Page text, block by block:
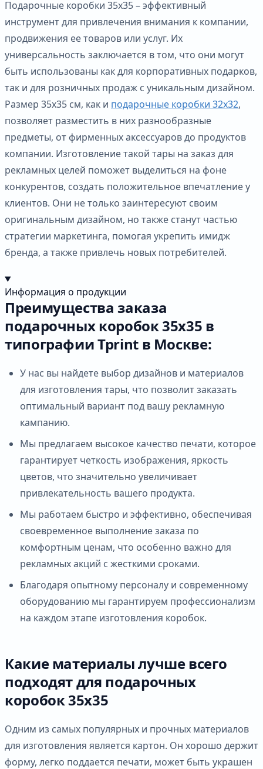
Подарочные коробки 35х35 – эффективный
инструмент для привлечения внимания к компании,
продвижения ее товаров или услуг. Их
универсальность заключается в том, что они могут
быть использованы как для корпоративных подарков,
так и для розничных продаж с уникальным дизайном.
Размер 35х35 см, как и подарочные коробки 32х32,
позволяет разместить в них разнообразные
предметы, от фирменных аксессуаров до продуктов
компании. Изготовление такой тары на заказ для
рекламных целей поможет выделиться на фоне
конкурентов, создать положительное впечатление у
клиентов. Они не только заинтересуют своим
оригинальным дизайном, но также станут частью
стратегии маркетинга, помогая укрепить имидж
бренда, а также привлечь новых потребителей.
Информация о продукции
Преимущества заказа
подарочных коробок 35х35 в
типографии Tprint в Москве:
У нас вы найдете выбор дизайнов и материалов
для изготовления тары, что позволит заказать
оптимальный вариант под вашу рекламную
кампанию.
Мы предлагаем высокое качество печати, которое
гарантирует четкость изображения, яркость
цветов, что значительно увеличивает
привлекательность вашего продукта.
Мы работаем быстро и эффективно, обеспечивая
своевременное выполнение заказа по
комфортным ценам, что особенно важно для
рекламных акций с жесткими сроками.
Благодаря опытному персоналу и современному
оборудованию мы гарантируем профессионализм
на каждом этапе изготовления коробок.
Какие материалы лучше всего
подходят для подарочных
коробок 35х35
Одним из самых популярных и прочных материалов
для изготовления является картон. Он хорошо держит
форму, легко поддается печати, может быть украшен